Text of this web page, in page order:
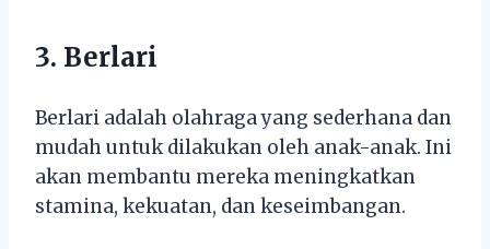
3. Berlari
Berlari adalah olahraga yang sederhana dan
mudah untuk dilakukan oleh anak-anak. Ini
akan membantu mereka meningkatkan
stamina, kekuatan, dan keseimbangan.